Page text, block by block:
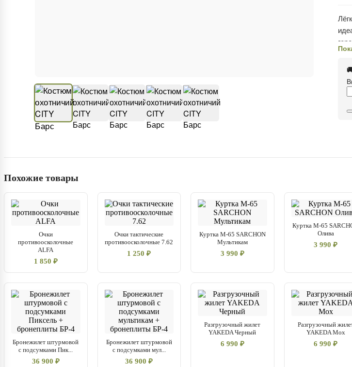
Похожие товары
Очки
противоосколочные
ALFA
1 850 ₽
Очки тактические
противоосколочные 7.62
1 250 ₽
Куртка М-65 SARCHON
Мультикам
3 990 ₽
Куртка М-65
Олива
3 990 ₽
Бронежилет штурмовой
с подсумками Пик...
36 900 ₽
Бронежилет штурмовой
с подсумками мул...
36 900 ₽
Разгрузочный жилет
YAKEDA Черный
6 990 ₽
Разгрузочный
YAKEDA Мох
6 990 ₽